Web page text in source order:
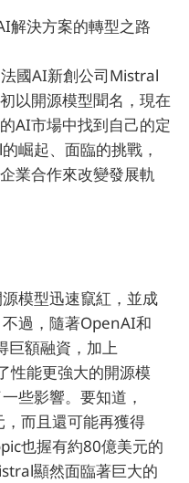
解決方案的轉型之路
國AI新創公司Mistral
以開源模型聞名，現在
AI市場中找到自己的定
崛起、面臨的挑戰，
業合作來改變發展軌
模型迅速竄紅，並成
過，隨著OpenAI和
額融資，加上
性能更強大的開源模
些影響。要知道，
而且還可能再獲得
也握有約80億美元的
顯然面臨著巨大的